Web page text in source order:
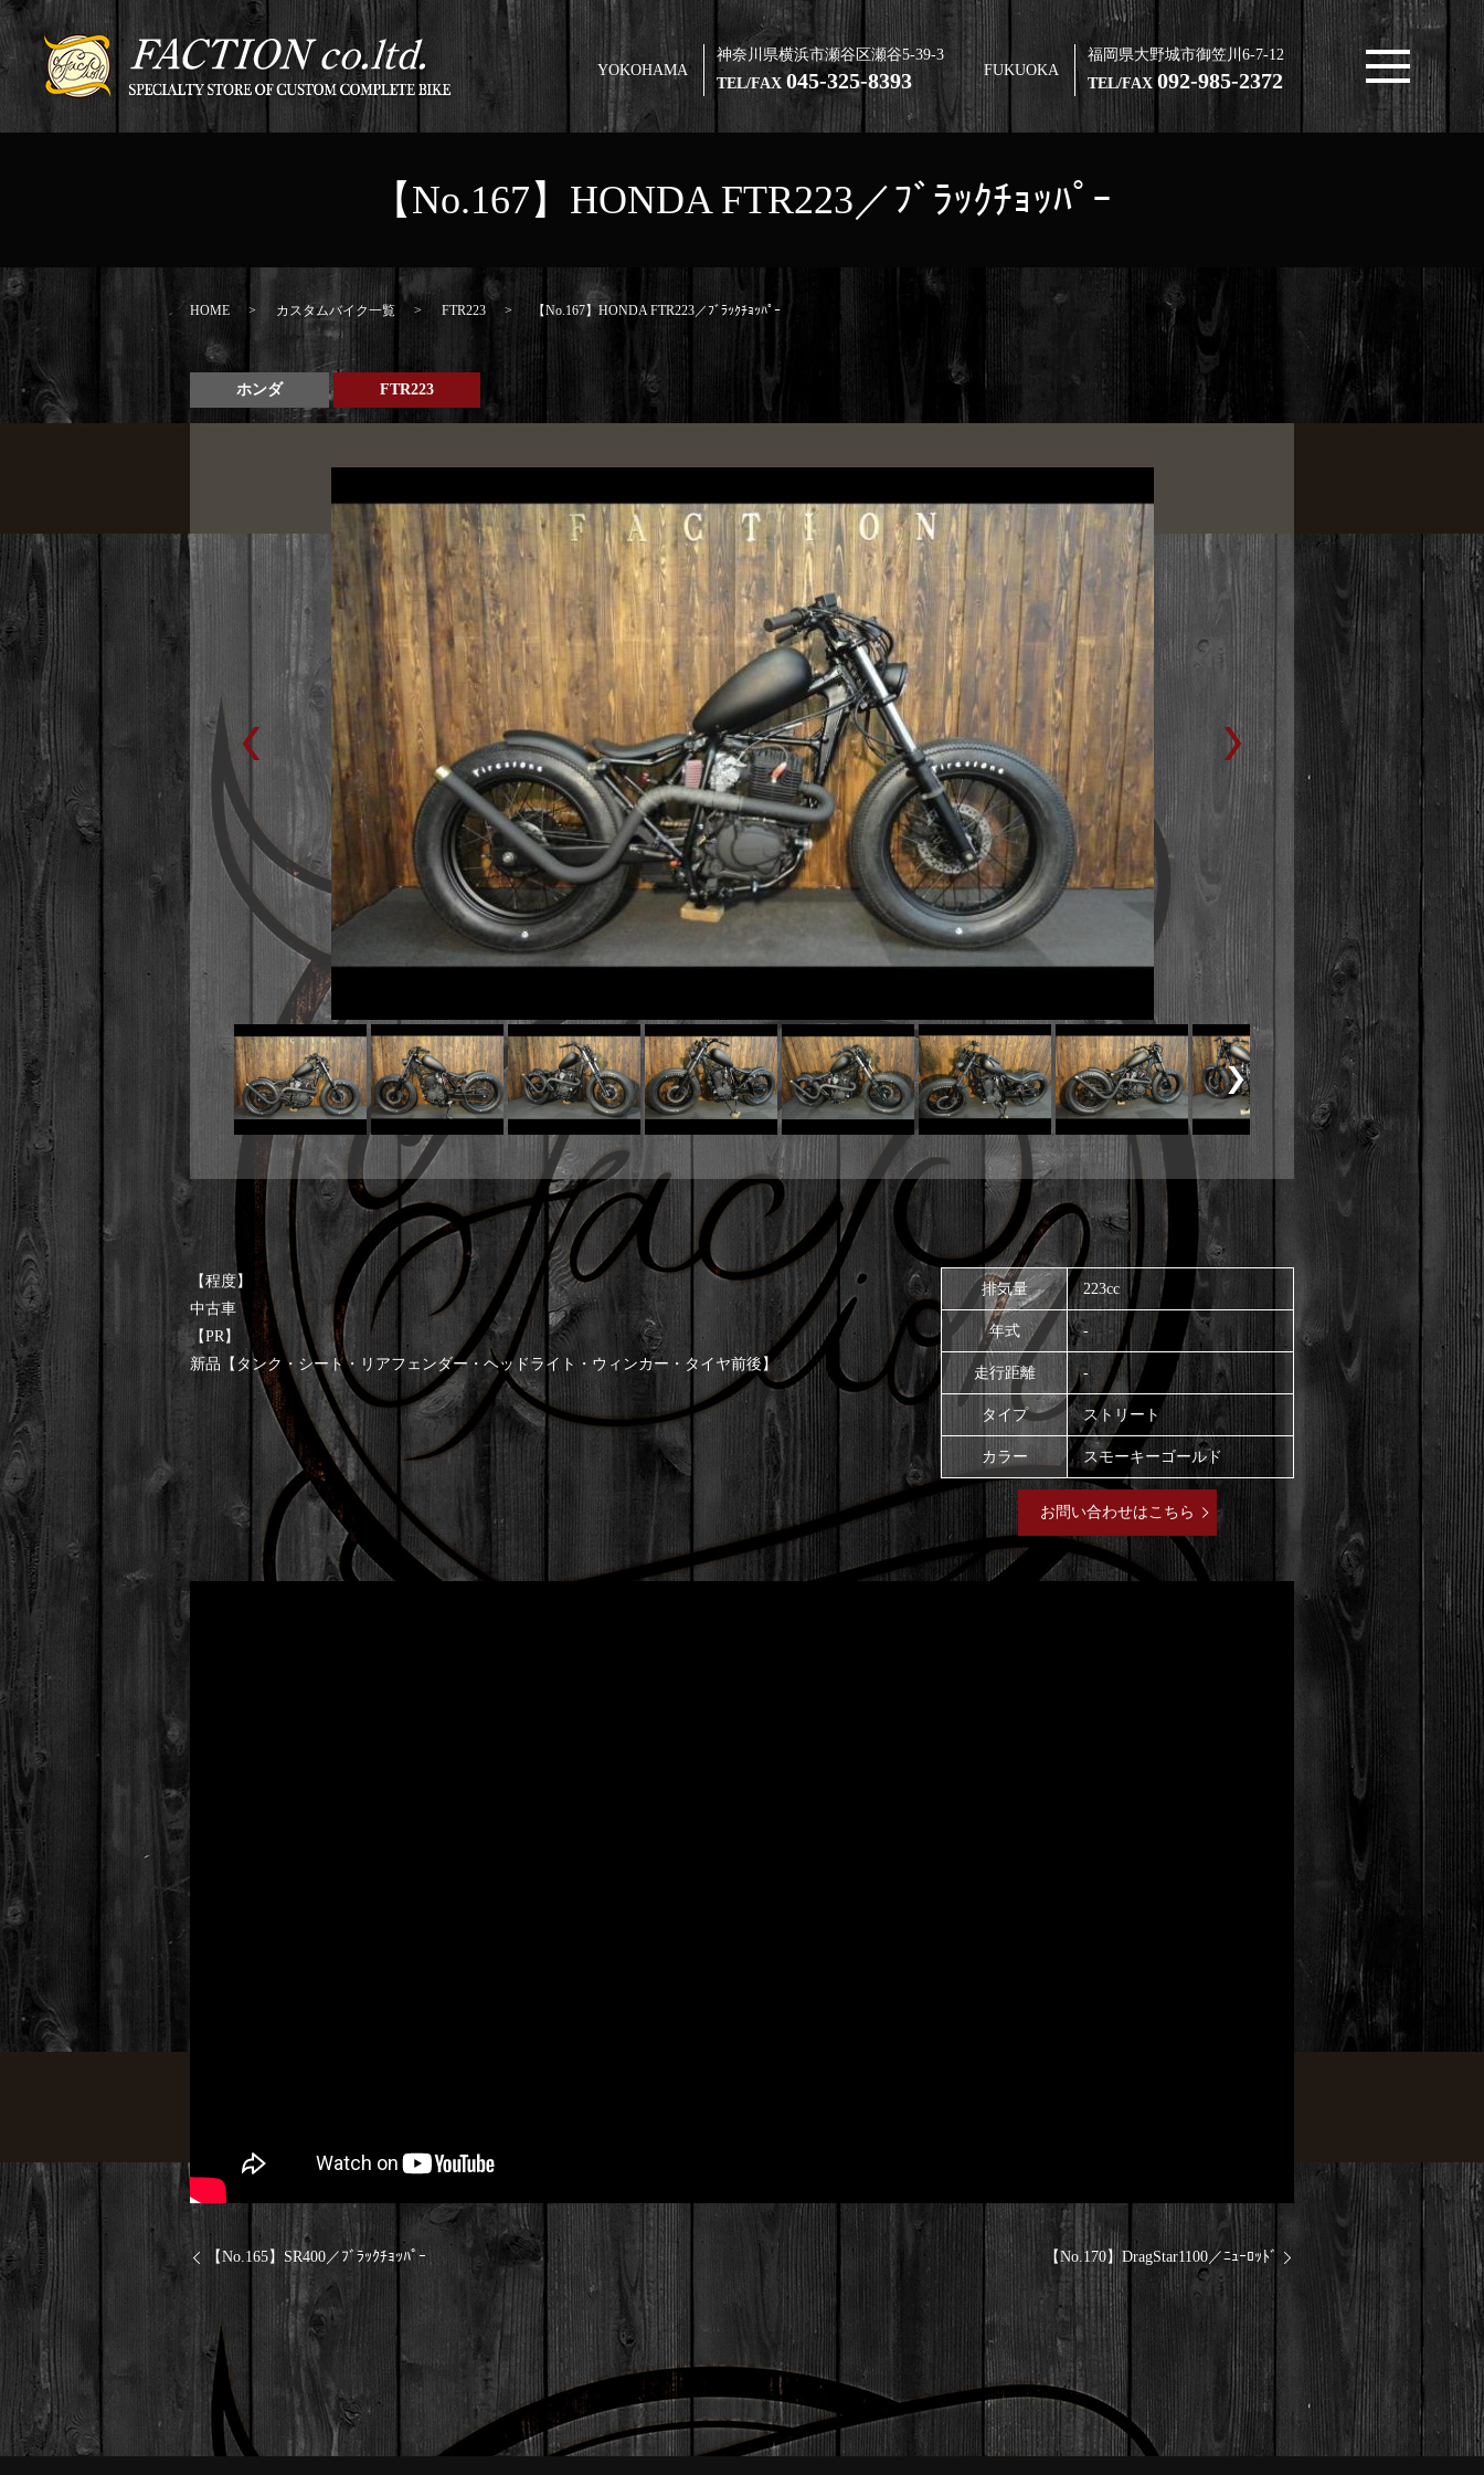
YOKOHAMA
神奈川県横浜市瀬谷区瀬谷5-39-3
TEL/FAX045-325-8393 FUKUOKA
福岡県大野城市御笠川6-7-12
TEL/FAX 092-985-2372
【No.167】HONDA FTR223／ﾌﾞﾗｯｸﾁｮｯﾊﾟｰ
HOME カスタムバイク一覧 FTR223 【No.167】HONDA FTR223／ﾌﾞﾗｯｸﾁｮｯﾊﾟｰ
ホンダ FTR223
【程度】
中古車
【PR】
新品【タンク・シート・リアフェンダー・ヘッドライト・ウィンカー・タイヤ前後】
排気量 223cc
年式 -
走行距離 -
タイプ ストリート
カラー スモーキーゴールド
お問い合わせはこちら
【No.165】SR400／ﾌﾞﾗｯｸﾁｮｯﾊﾟｰ 【No.170】DragStar1100／ﾆｭｰﾛｯﾄﾞ